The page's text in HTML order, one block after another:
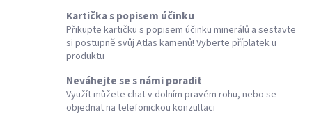
Kartička s popisem účinku
Přikupte kartičku s popisem účinku minerálů a sestavte
si postupně svůj Atlas kamenů! Vyberte příplatek u
produktu
Neváhejte se s námi poradit
Využít můžete chat v dolním pravém rohu, nebo se
objednat na telefonickou konzultaci